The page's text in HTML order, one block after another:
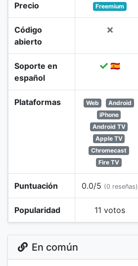
Precio Freemium
Código
abierto
Soporte en
español
🇪🇸
Plataformas Web
Android
iPhone
Android TV
Apple TV
Chromecast
Fire TV
Puntuación 0.0/5 (0 reseñas)
Popularidad 11 votos
En común